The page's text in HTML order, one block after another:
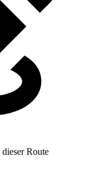
dieser Route